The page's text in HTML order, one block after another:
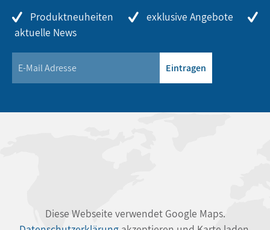
Produktneuheiten
exklusive Angebote
aktuelle News
Eintragen
Diese Webseite verwendet Google Maps.